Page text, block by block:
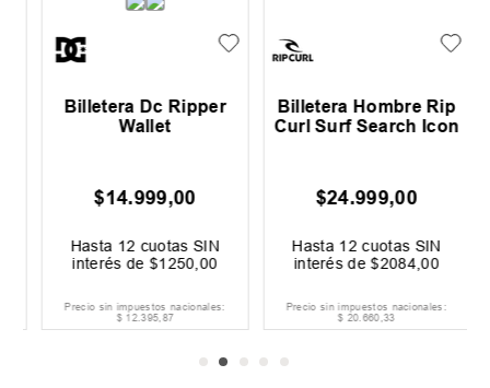
Billetera Dc Ripper
Wallet
$14.999,00
Hasta12cuotas SIN
interés de$ 1250,00
Precio sin impuestos nacionales:
12 .395,87
Billetera Hombre Rip
Curl Surf Search Icon
24.999,00
Hasta12cuotas SIN
interés de$2084,00
Precio sin impuestos nacionales:
20.660,33